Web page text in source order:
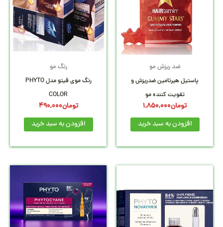
ضد ریزش مو
پاستیل هیرتامین ضدریزش و
تقویت کننده مو
تومان1,850,000
افزودن به سبد خرید
رنگ مو
رنگ موی فیتو مدل PHYTO
COLOR
تومان490,000
افزودن به سبد خرید
قیمت
قیمت
تومان3,500,000.محصول
دارای
انواع